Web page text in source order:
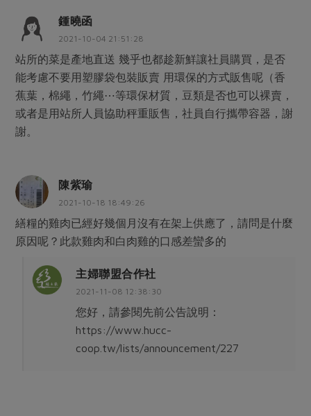
鍾曉函
2021-10-04 21:51:28
站所的菜是產地直送 幾乎也都趁新鮮讓社員購買，是否
能考慮不要用塑膠袋包裝販賣 用環保的方式販售呢（香
蕉葉，棉繩，竹繩⋯等環保材質，豆類是否也可以裸賣，
或者是用站所人員協助秤重販售，社員自行攜帶容器，謝
謝。
陳紫瑜
2021-10-18 18:49:26
繕糧的雞肉已經好幾個月沒有在架上供應了，請問是什麼
原因呢？此款雞肉和白肉雞的口感差蠻多的
主婦聯盟合作社
2021-11-08 12:38:30
您好，請參閱先前公告說明：
https://www.hucc-
coop.tw/lists/announcement/227